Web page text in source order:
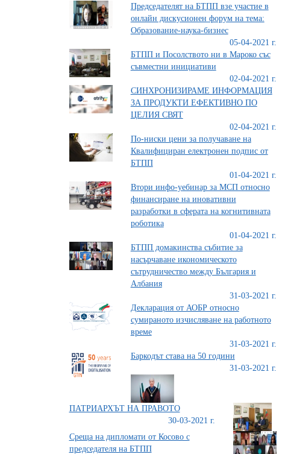
Председателят на БТПП взе участие в
онлайн дискусионен форум на тема:
Образование-наука-бизнес
05-04-2021 г.
БТПП и Посолството ни в Мароко със
съвместни инициативи
02-04-2021 г.
СИНХРОНИЗИРАМЕ ИНФОРМАЦИЯ
ЗА ПРОДУКТИ ЕФЕКТИВНО ПО
ЦЕЛИЯ СВЯТ
02-04-2021 г.
По-ниски цени за получаване на
Квалифициран електронен подпис от
БТПП
01-04-2021 г.
Втори инфо-уебинар за МСП относно
финансиране на иновативни
разработки в сферата на когнитивната
роботика
01-04-2021 г.
БТПП домакинства събитие за
насърчаване икономическото
сътрудничество между България и
Албания
31-03-2021 г.
Декларация от АОБР относно
сумираното изчисляване на работното
време
31-03-2021 г.
Баркодът става на 50 години
31-03-2021 г.
ПАТРИАРХЪТ НА ПРАВОТО
30-03-2021 г.
Среща на дипломати от Косово с
председателя на БТПП